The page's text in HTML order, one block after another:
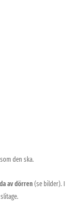
den ska.
av dörren (se bilder). I